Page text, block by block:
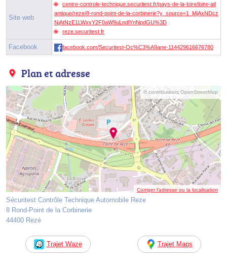
Site web
centre-controle-technique.securitest.fr/pays-de-la-loire/loire-atl
antique/reze/8-rond-point-de-la-corbinerie?y_source=1_MjAxNDcz
NjAtNzE1LWxvY2F0aW9uLndlYnNpdGU%3D
reze.securitest.fr
Facebook facebook.com/Securitest-Oc%C3%A9ane-114429616676780
Plan et adresse
© contributeurs OpenStreetMap
Corriger l’adresse ou la localisation
Sécuritest Contrôle Technique Automobile Reze
8 Rond-Point de la Corbinerie
44400 Rezé
Trajet Waze Trajet Maps